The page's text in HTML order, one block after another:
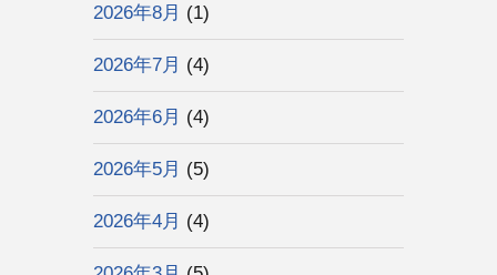
2026年8月 (1)
2026年7月 (4)
2026年6月 (4)
2026年5月 (5)
2026年4月 (4)